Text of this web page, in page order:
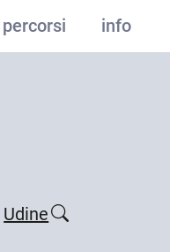
percorsi info
Udine